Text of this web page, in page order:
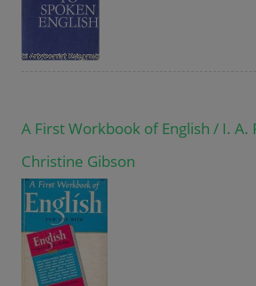
A First Workbook of English / I. A.
Christine Gibson